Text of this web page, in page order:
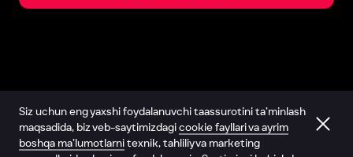
Siz uchun eng yaxshi foydalanuvchi taassurotini ta’minlash
maqsadida, biz veb-saytimizdagicookie fayllari va ayrim
boshqa ma’lumotlarnitexnik, tahliliy va marketing